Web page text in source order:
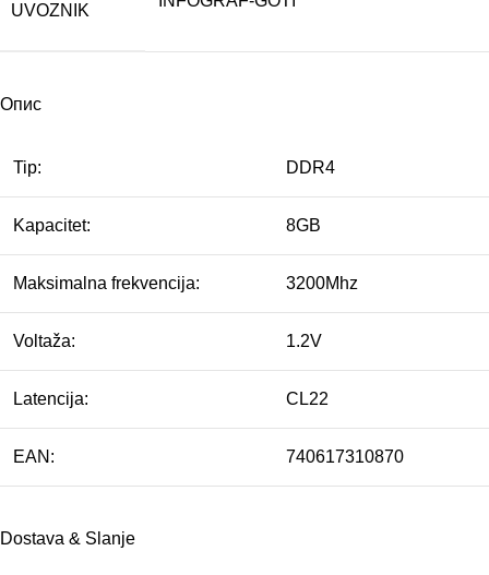
UVOZNIK
Опис
Tip: DDR4
Kapacitet: 8GB
Maksimalna frekvencija: 3200Mhz
Voltaža: 1.2V
Latencija: CL22
EAN: 740617310870
Dostava & Slanje